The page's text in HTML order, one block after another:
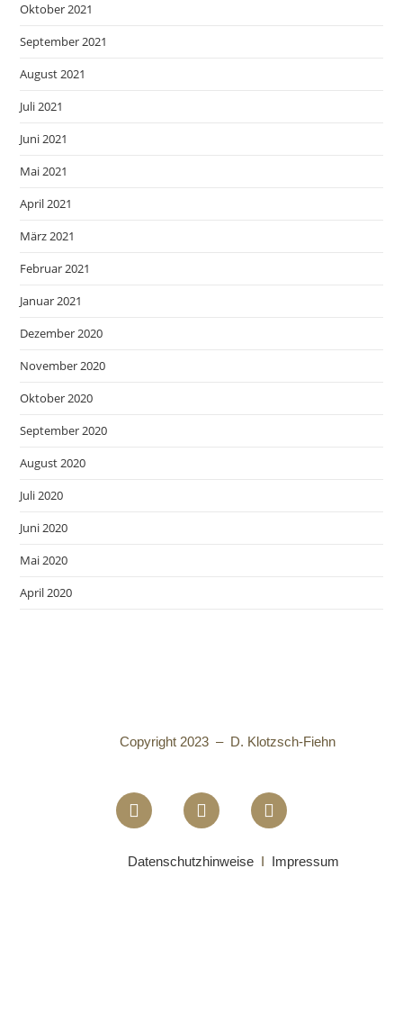
Oktober 2021
September 2021
August 2021
Juli 2021
Juni 2021
Mai 2021
April 2021
März 2021
Februar 2021
Januar 2021
Dezember 2020
November 2020
Oktober 2020
September 2020
August 2020
Juli 2020
Juni 2020
Mai 2020
April 2020
Copyright 2023 – D. Klotzsch-Fiehn
Datenschutzhinweise I Impressum